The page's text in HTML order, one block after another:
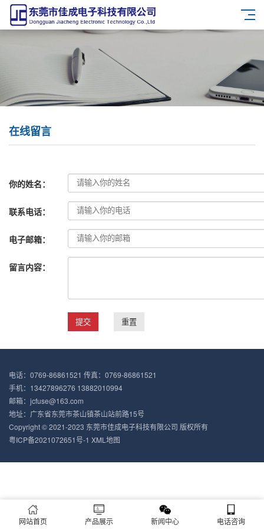
在线留言
你的姓名：
联系电话：
电子邮箱：
留言内容：
电话：0769-86861521 传真：0769-86861521
手机：13427896276 13882010994
邮箱：jcfuse@163.com
地址：广东省东莞市茶山镇茶山站前路15号
Copyright © 2021-2023 东莞市佳成电子科技有限公司 版权所有
粤ICP备2021072651号-1 XML地图
网站首页 产品展示 新闻中心 电话咨询